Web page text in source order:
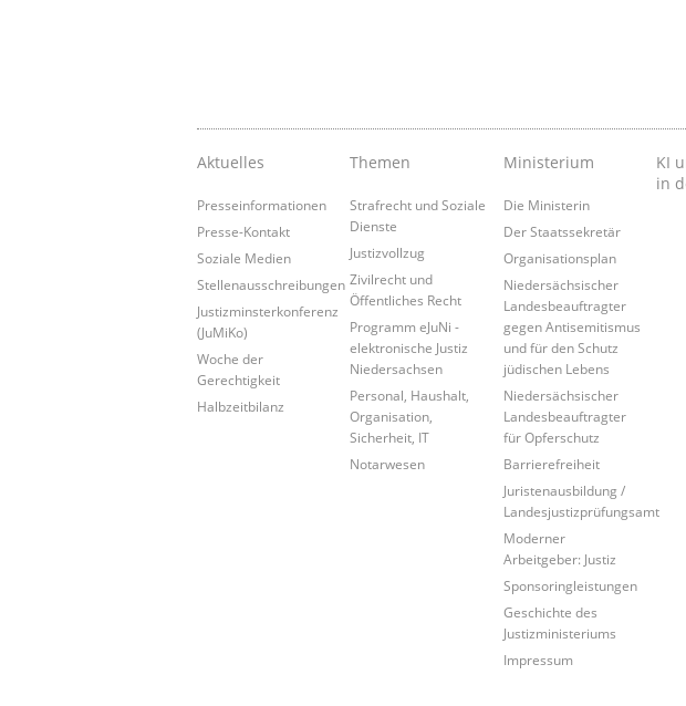
Aktuelles
Presseinformationen
Presse-Kontakt
Soziale Medien
Stellenausschreibungen
Justizminsterkonferenz
(JuMiKo)
Woche der
Gerechtigkeit
Halbzeitbilanz
Themen
Strafrecht und Soziale
Dienste
Justizvollzug
Zivilrecht und
Öffentliches Recht
Programm eJuNi -
elektronische Justiz
Niedersachsen
Personal, Haushalt,
Organisation,
Sicherheit, IT
Notarwesen
Ministerium
Die Ministerin
Der Staatssekretär
Organisationsplan
Niedersächsischer
Landesbeauftragter
gegen Antisemitismus
und für den Schutz
jüdischen Lebens
Niedersächsischer
Landesbeauftragter
für Opferschutz
Barrierefreiheit
Juristenausbildung /
Landesjustizprüfungsamt
Moderner
Arbeitgeber: Justiz
Sponsoringleistungen
Geschichte des
Justizministeriums
Impressum
KI
in